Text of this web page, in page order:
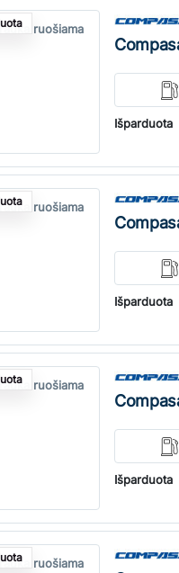
ruošiama
Išparduota
ruošiama
Išparduota
ruošiama
Išparduota
ruošiama